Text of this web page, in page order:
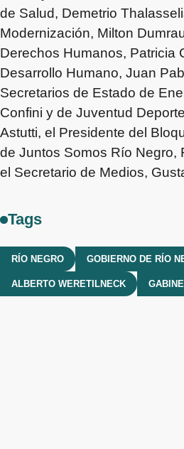
de Salud, Demetrio
Modernización, Milton
Derechos Humanos, Patricia
Desarrollo Humano, Juan
Secretarios de Estado de
Confini y de Juventud
Astutti, el Presidente del
de Juntos Somos Río Negro,
el Secretario de Medios,
Tags
RÍO NEGRO GOBIERNO DE RÍO
ALBERTO WERETILNECK